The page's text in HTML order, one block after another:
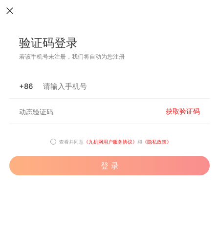
验证码登录
若该手机号未注册，我们将自动为您注册
+86
获取验证码
查看并同意 《九机网用户服务协议》 和 《隐私政策》
登 录